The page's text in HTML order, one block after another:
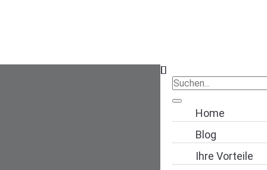
Navigation
Home
Blog
Ihre Vorteile